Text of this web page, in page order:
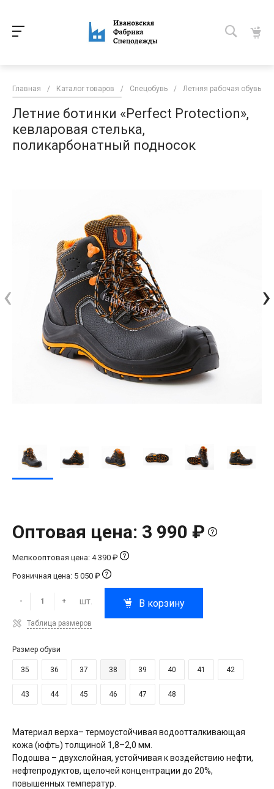
Главная / Каталог товаров / Спецобувь / Летняя рабочая обувь
Летние ботинки «Perfect Protection»,
кевларовая стелька,
поликарбонатный подносок
‹ ›
Оптовая цена: 3 990 ₽
Мелкооптовая цена: 4 390 ₽
Розничная цена: 5 050 ₽
- + шт. В корзину
Таблица размеров
Размер обуви
35 36 37 38 39 40 41 42
43 44 45 46 47 48
Материал верха– термоустойчивая водоотталкивающая
кожа (юфть) толщиной 1,8–2,0 мм.
Подошва – двухслойная, устойчивая к воздействию нефти,
нефтепродуктов, щелочей концентрации до 20%,
повышенных температур.